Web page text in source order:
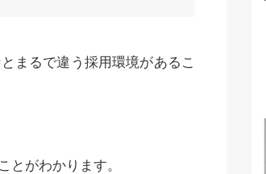
まるで違う採用環境があるこ
とがわかります。